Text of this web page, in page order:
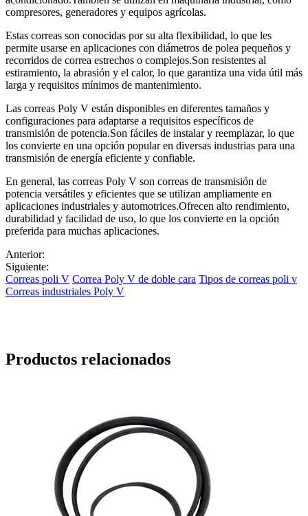
compresores, generadores y equipos agrícolas.
Estas correas son conocidas por su alta flexibilidad, lo que les
permite usarse en aplicaciones con diámetros de polea pequeños y
recorridos de correa estrechos o complejos.Son resistentes al
estiramiento, la abrasión y el calor, lo que garantiza una vida útil más
larga y requisitos mínimos de mantenimiento.
Las correas Poly V están disponibles en diferentes tamaños y
configuraciones para adaptarse a requisitos específicos de
transmisión de potencia.Son fáciles de instalar y reemplazar, lo que
los convierte en una opción popular en diversas industrias para una
transmisión de energía eficiente y confiable.
En general, las correas Poly V son correas de transmisión de
potencia versátiles y eficientes que se utilizan ampliamente en
aplicaciones industriales y automotrices.Ofrecen alto rendimiento,
durabilidad y facilidad de uso, lo que los convierte en la opción
preferida para muchas aplicaciones.
Anterior:
Siguiente:
Correas poli V Correa Poly V de doble cara Tipos de correas poli v
Correas industriales Poly V
Productos relacionados